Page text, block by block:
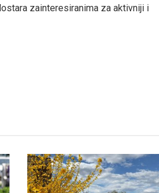
zainteresiranima za aktivniji i